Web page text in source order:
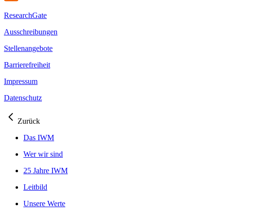
ResearchGate
Ausschreibungen
Stellenangebote
Barrierefreiheit
Impressum
Datenschutz
Zurück
Das IWM
Wer wir sind
25 Jahre IWM
Leitbild
Unsere Werte